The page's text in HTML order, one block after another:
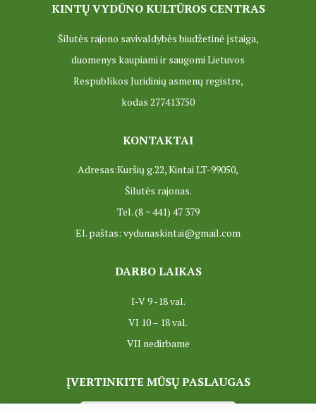
KINTŲ VYDŪNO KULTŪROS CENTRAS
Šilutės rajono savivaldybės biudžetinė įstaiga,
duomenys kaupiami ir saugomi Lietuvos
Respublikos Juridinių asmenų registre,
kodas 277413750
KONTAKTAI
Adresas:Kuršių g.22, Kintai LT-99050,
Šilutės rajonas.
Tel. (8 ~ 441) 47 379
El. paštas: vydunaskintai@gmail.com
DARBO LAIKAS
I-V 9 -18 val.
VI 10 – 18 val.
VII nedirbame
ĮVERTINKITE MŪSŲ PASLAUGAS